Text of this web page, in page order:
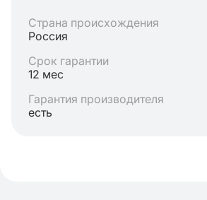
Страна происхождения
Россия
Срок гарантии
12 мес
Гарантия производителя
есть